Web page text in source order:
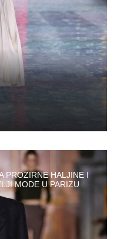
PROZIRNE HALJINE I
MODE U PARIZU